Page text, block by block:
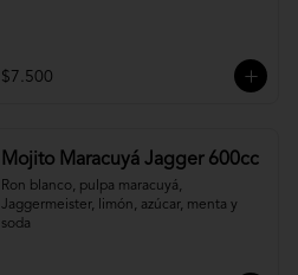
$7.500
Mojito Maracuyá Jagger 600cc
Ron blanco, pulpa maracuyá,
Jaggermeister, limón, azúcar, menta y
soda